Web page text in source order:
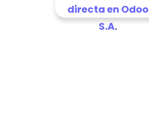
directa en Odoo
S.A.